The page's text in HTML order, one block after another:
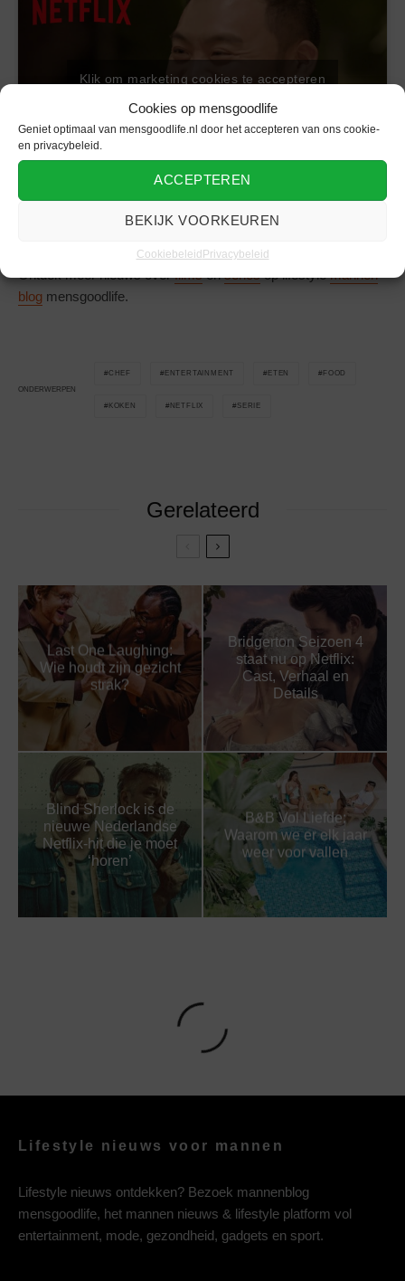
Cookies op mensgoodlife
Geniet optimaal van mensgoodlife.nl door het accepteren van ons cookie-
en privacybeleid.
ACCEPTEREN
BEKIJK VOORKEUREN
CookiebeleidPrivacybeleid
Klik om marketing cookies te accepteren
Leer thuis koken als een echte “chef-kok” met Netflix,
Ontdek meer nieuws overfilmsenseriesop lifestylemannen
blog mensgoodlife.
ONDERWERPEN
CHEF ENTERTAINMENT ETEN FOOD
KOKEN NETFLIX SERIE
Gerelateerd
Last One Laughing:
Wie houdt zijn gezicht
strak?
Bridgerton Seizoen 4
staat nu op Netflix:
Cast, Verhaal en
Details
Blind Sherlock is de
nieuwe Nederlandse
Netflix-hit die je moet
‘horen’
B&B Vol Liefde:
Waarom we er elk jaar
weer voor vallen
Lifestyle nieuws voor mannen
Lifestyle nieuws ontdekken? Bezoek mannenblog
mensgoodlife, het mannen nieuws & lifestyle platform vol
entertainment, mode, gezondheid, gadgets en sport.